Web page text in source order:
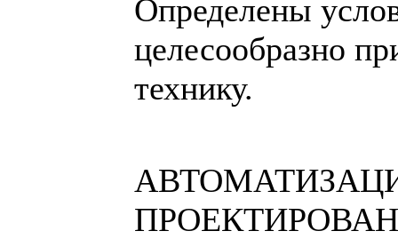
Определены
целесообразно
технику.